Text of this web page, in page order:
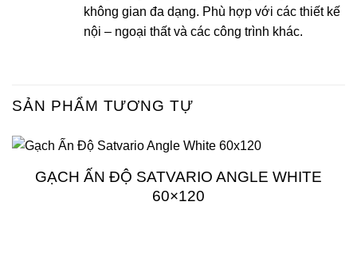
không gian đa dạng. Phù hợp với các thiết kế
nội – ngoại thất và các công trình khác.
SẢN PHẨM TƯƠNG TỰ
GẠCH ẤN ĐỘ SATVARIO ANGLE WHITE
60×120